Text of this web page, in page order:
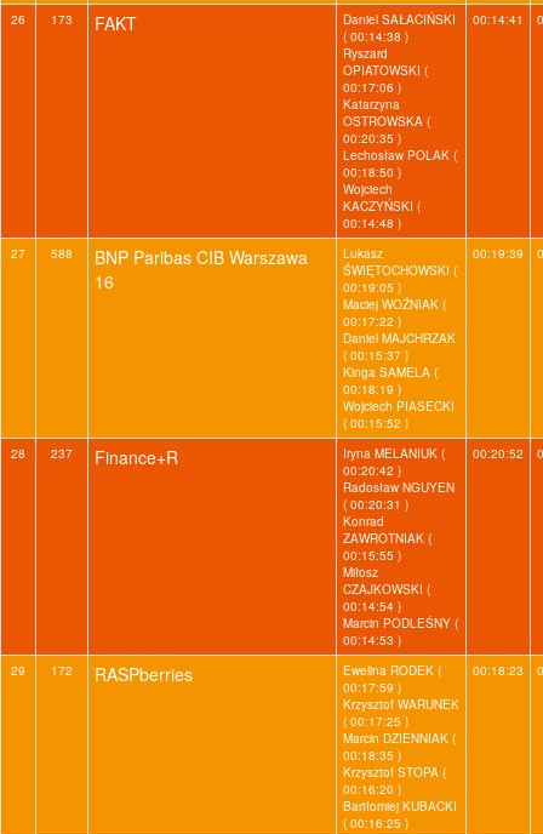
26 173 FAKT
Daniel SAŁACIŃSKI
( 00:14:38 )
Ryszard
OPIATOWSKI (
00:17:06 )
Katarzyna
OSTROWSKA (
00:20:35 )
Lechosław POLAK (
00:18:50 )
Wojciech
KACZYŃSKI (
00:14:48 )
00:14:41
27 588
BNP Paribas CIB Warszawa
16
Lukasz
ŚWIĘTOCHOWSKI (
00:19:05 )
Maciej WOŹNIAK (
00:17:22 )
Daniel MAJCHRZAK
( 00:15:37 )
Kinga SAMELA (
00:18:19 )
Wojciech PIASECKI
( 00:15:52 )
00:19:39
28 237 Finance+R
Iryna MELANIUK (
00:20:42 )
Radosław NGUYEN
( 00:20:31 )
Konrad
ZAWROTNIAK (
00:15:55 )
Miłosz
CZAJKOWSKI (
00:14:54 )
Marcin PODLEŚNY (
00:14:53 )
00:20:52
29 172 RASPberries
Ewelina RODEK (
00:17:59 )
Krzysztof WARUNEK
( 00:17:25 )
Marcin DZIENNIAK (
00:18:35 )
Krzysztof STOPA (
00:16:20 )
Bartłomiej KUBACKI
( 00:16:25 )
00:18:23